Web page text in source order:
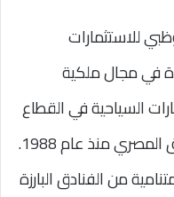
للاستثمارات
في مجال ملكية
السياحية في القطاع
الخاص، حيث تنشط بنجاح في السوق المصري منذ عام 1988.
من الفنادق البارزة